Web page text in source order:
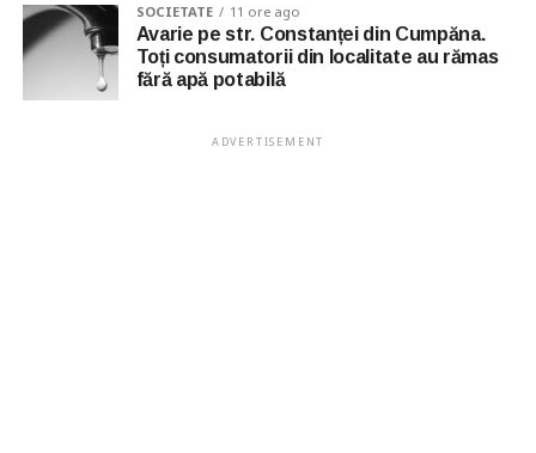
SOCIETATE 11 ore ago
Avarie pe str. Constanței din Cumpăna.
Toți consumatorii din localitate au rămas
fără apă potabilă
ADVERTISEMENT